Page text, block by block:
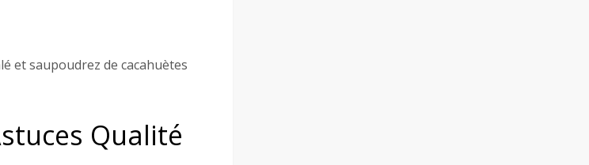
et saupoudrez de cacahuètes
Qualité